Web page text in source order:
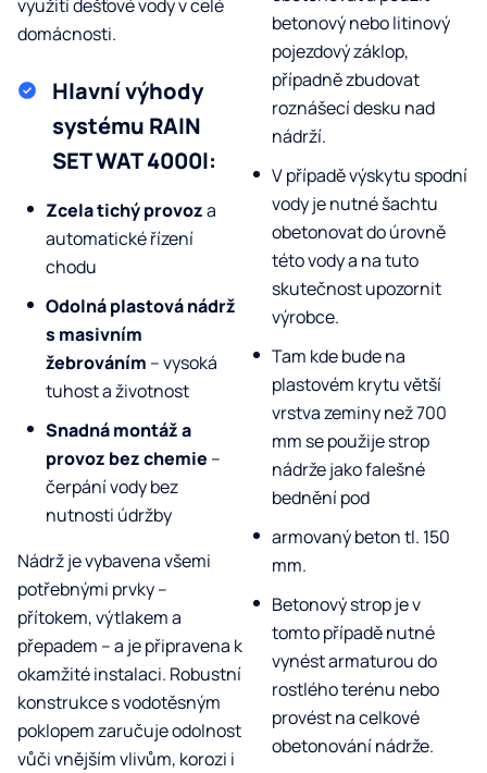
využití dešťové vody v celé
domácnosti.
Hlavní výhody
systému RAIN
SET WAT 4000l:
Zcela tichý provoza
automatické řízení
chodu
Odolná plastová nádrž
s masivním
žebrováním – vysoká
tuhost a životnost
Snadná montáž a
provoz bez chemie –
čerpání vody bez
nutnosti údržby
Nádrž je vybavena všemi
potřebnými prvky –
přítokem, výtlakem a
přepadem – a je připravena k
okamžité instalaci. Robustní
konstrukce s vodotěsným
poklopem zaručuje odolnost
vůči vnějším vlivům, korozi i
betonový nebo litinový
pojezdový záklop,
případně zbudovat
roznášecí desku nad
nádrží.
V případě výskytu spodní
vody je nutné šachtu
obetonovat do úrovně
této vody a na tuto
skutečnost upozornit
výrobce.
Tam kde bude na
plastovém krytu větší
vrstva zeminy než 700
mm se použije strop
nádrže jako falešné
bednění pod
armovaný beton tl. 150
mm.
Betonový strop je v
tomto případě nutné
vynést armaturou do
rostlého terénu nebo
provést na celkové
obetonování nádrže.